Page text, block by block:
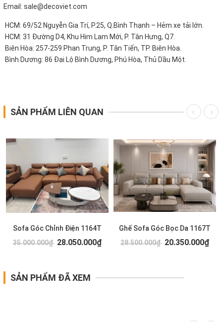
Email: sale@decoviet.com
HCM: 69/52 Nguyễn Gia Trí, P.25, Q.Bình Thạnh – Hẻm xe tải lớn.
HCM: 31 Đường D4, Khu Him Lam Mới, P. Tân Hưng, Q7.
Biên Hòa: 257-259 Phan Trung, P. Tân Tiến, TP. Biên Hòa.
Bình Dương: 86 Đại Lộ Bình Dương, Phú Hòa, Thủ Dầu Một.
SẢN PHẨM LIÊN QUAN
Sofa Góc Chỉnh Điện 1164T
35.000.000₫ 28.050.000₫
Ghế Sofa Góc Bọc Da 1167T
28.500.000₫ 20.350.000₫
SẢN PHẨM ĐÃ XEM